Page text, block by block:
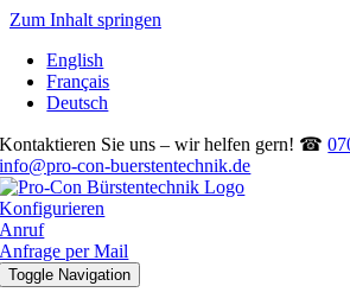
Zum Inhalt springen
English
Français
Deutsch
Kontaktieren Sie uns – wir helfen gern! ☎
info@pro-con-buerstentechnik.de
Konfigurieren
Anruf
Anfrage per Mail
Toggle Navigation